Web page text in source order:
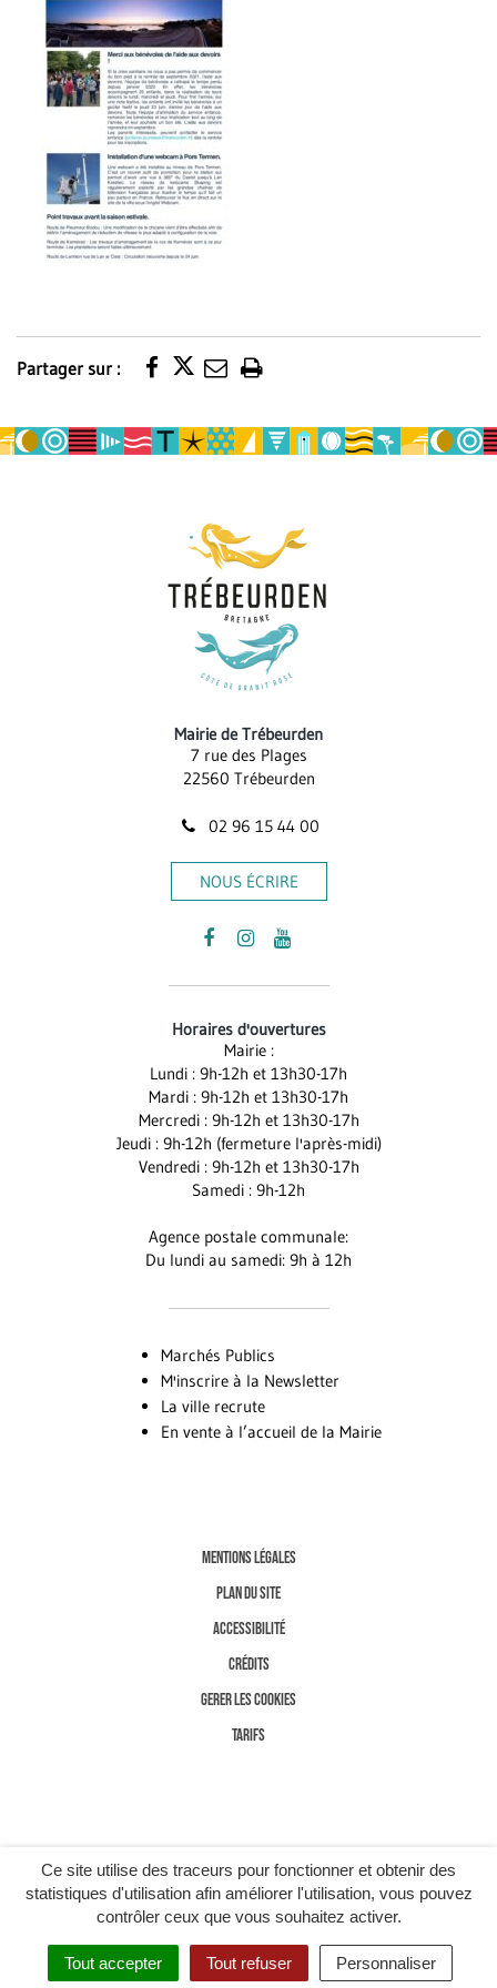
Ce site utilise des traceurs pour fonctionner et obtenir des
statistiques d'utilisation afin améliorer l'utilisation, vous pouvez
contrôler ceux que vous souhaitez activer.
Tout accepter Tout refuser Personnaliser
Partager sur :
Imprimer
page
Mairie de Trébeurden
7 rue des Plages
22560 Trébeurden
02 96 15 44 00
NOUS ÉCRIRE
Lien
compte
Facebook
Lien
compte
Instagram
Lien
chaîne
Youtube
Horaires d'ouvertures
Mairie :
Lundi : 9h-12h et 13h30-17h
Mardi : 9h-12h et 13h30-17h
Mercredi : 9h-12h et 13h30-17h
Jeudi : 9h-12h (fermeture l'après-midi)
Vendredi : 9h-12h et 13h30-17h
Samedi : 9h-12h
Agence postale communale:
Du lundi au samedi: 9h à 12h
Marchés Publics
M'inscrire à la Newsletter
La ville recrute
En vente à l’accueil de la Mairie
MENTIONS LÉGALES
PLAN DU SITE
ACCESSIBILITÉ
CRÉDITS
GERER LES COOKIES
TARIFS